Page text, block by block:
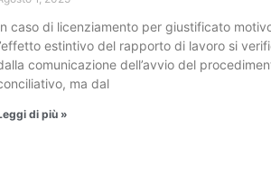
caso di licenziamento per giustificato
estintivo del rapporto di lavoro si
comunicazione dell’avvio del
ma dal
di più »